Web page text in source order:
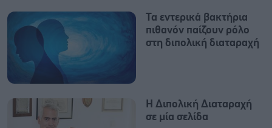
Τα εντερικά βακτήρια
πιθανόν παίζουν ρόλο
στη διπολική διαταραχή
Η Διπολική Διαταραχή
σε μία σελίδα